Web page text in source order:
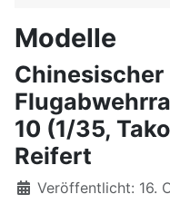
Modelle
Chinesischer
10 (1/35,
Reifert
Details
Veröffentlicht: 16.